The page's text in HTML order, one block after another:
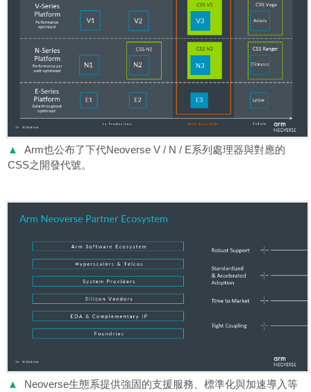
▲
Arm也公布了下代Neoverse V / N / E系列處理器與對應的
CSS之開發代號。
▲
Neoverse生態系提供強固的支援服務、標準化與加速導入等